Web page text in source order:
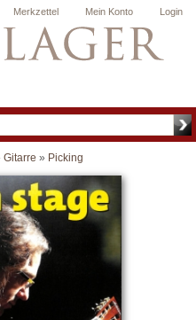
Login
Mein Konto
Merkzettel
Gitarre » Picking